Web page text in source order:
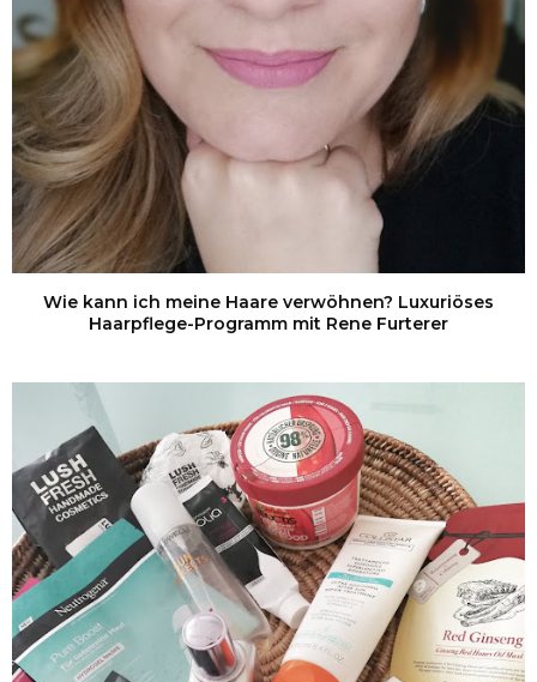
Wie kann ich meine Haare verwöhnen? Luxuriöses
Haarpflege-Programm mit Rene Furterer